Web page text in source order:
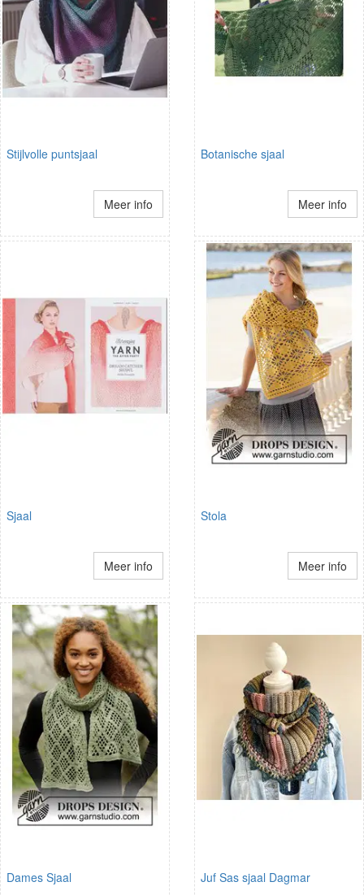
Stijlvolle puntsjaal
Meer info
Botanische sjaal
Meer info
Sjaal
Meer info
Stola
Meer info
Dames Sjaal Juf Sas sjaal Dagmar